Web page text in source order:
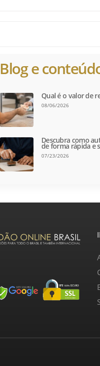
Blog e
Qual é o valor de
08/06/2026
Descubra como
de forma rápida e
07/23/2026